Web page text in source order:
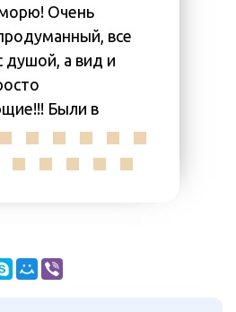
Очень
все
душой, а вид и
Были в
и в июне 2016
, тихий уголок !!!
спасибо
большое